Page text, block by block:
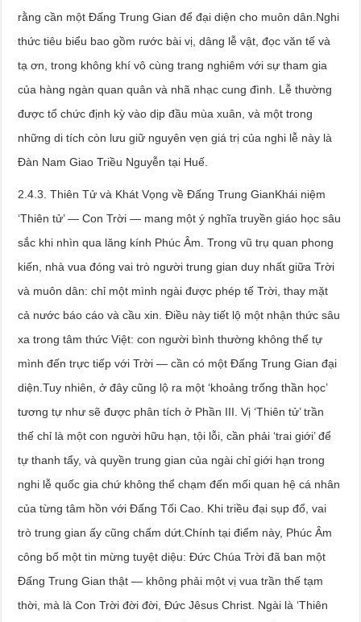
rằng cần một Đấng Trung Gian để đại diện cho muôn dân.Nghi
thức tiêu biểu bao gồm rước bài vị, dâng lễ vật, đọc văn tế và
tạ ơn, trong không khí vô cùng trang nghiêm với sự tham gia
của hàng ngàn quan quân và nhã nhạc cung đình. Lễ thường
được tổ chức định kỳ vào dịp đầu mùa xuân, và một trong
những di tích còn lưu giữ nguyên vẹn giá trị của nghi lễ này là
Đàn Nam Giao Triều Nguyễn tại Huế.
2.4.3. Thiên Tử và Khát Vọng về Đấng Trung GianKhái niệm
‘Thiên tử’ — Con Trời — mang một ý nghĩa truyền giáo học sâu
sắc khi nhìn qua lăng kính Phúc Âm. Trong vũ trụ quan phong
kiến, nhà vua đóng vai trò người trung gian duy nhất giữa Trời
và muôn dân: chỉ một mình ngài được phép tế Trời, thay mặt
cả nước báo cáo và cầu xin. Điều này tiết lộ một nhận thức sâu
xa trong tâm thức Việt: con người bình thường không thể tự
mình đến trực tiếp với Trời — cần có một Đấng Trung Gian đại
diện.Tuy nhiên, ở đây cũng lộ ra một ‘khoảng trống thần học’
tương tự như sẽ được phân tích ở Phần III. Vị ‘Thiên tử’ trần
thế chỉ là một con người hữu hạn, tội lỗi, cần phải ‘trai giới’ để
tự thanh tẩy, và quyền trung gian của ngài chỉ giới hạn trong
nghi lễ quốc gia chứ không thể chạm đến mối quan hệ cá nhân
của từng tâm hồn với Đấng Tối Cao. Khi triều đại sụp đổ, vai
trò trung gian ấy cũng chấm dứt.Chính tại điểm này, Phúc Âm
công bố một tin mừng tuyệt diệu: Đức Chúa Trời đã ban một
Đấng Trung Gian thật — không phải một vị vua trần thế tạm
thời, mà là Con Trời đời đời, Đức Jêsus Christ. Ngài là ‘Thiên